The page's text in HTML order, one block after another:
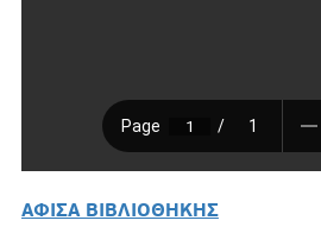
ΑΦΙΣΑ ΒΙΒΛΙΟΘΗΚΗΣ